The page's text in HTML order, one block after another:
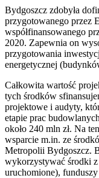
Bydgoszcz zdobyła
przygotowanego przez
współfinansowanego
2020. Zapewnia on
przygotowania
energetycznej
Całkowita wartość
tych środków
projektowe i audyty,
etapie prac
około 240 mln zł. Na
wsparcie m.in. ze
Metropolii Bydgoszcz.
wykorzystywać środki
uruchomione),